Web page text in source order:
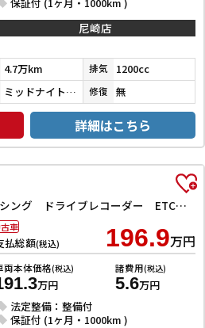
尼崎店
4.7万km 排気 1200cc
ミッドナイトバイオレットメタリック 修復 無
詳細はこちら
ハイブリッドZ・ホンダセンシング ドライブレコーダー ETC バックカメラ オートクルーズコントロール レーンアシスト 衝突被害軽減システム ナビ TV オートライト LEDヘッドランプ アルミホイール スマートキー 電動格納ミラー
払総額(税込) 196.9万円
両本体価格(税込)
万円
諸費用(税込)
5.6万円
法定整備：整備付
保証付 (1ヶ月・1000km )
車